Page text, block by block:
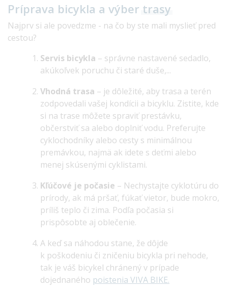
Príprava bicykla a výber trasy
Najprv si ale povedzme - na čo by ste mali myslieť pred
cestou?
Servis bicykla – správne nastavené sedadlo,
akúkoľvek poruchu či staré duše,...
Vhodná trasa – je dôležité, aby trasa a terén
zodpovedali vašej kondícii a bicyklu. Zistite, kde
si na trase môžete spraviť prestávku,
občerstviť sa alebo doplniť vodu. Preferujte
cyklochodníky alebo cesty s minimálnou
premávkou, najmä ak idete s deťmi alebo
menej skúsenými cyklistami.
Kľúčové je počasie – Nechystajte cyklotúru do
prírody, ak má pršať, fúkať vietor, bude mokro,
príliš teplo či zima. Podľa počasia si
prispôsobte aj oblečenie.
A keď sa náhodou stane, že dôjde
k poškodeniu či zničeniu bicykla pri nehode,
tak je váš bicykel chránený v prípade
dojednaného poistenia VIVA BIKE.